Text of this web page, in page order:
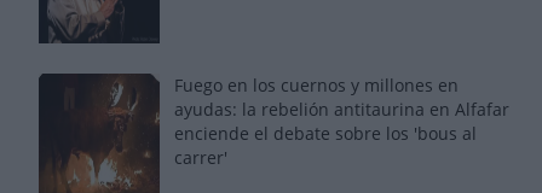
Fuego en los cuernos y millones en
ayudas: la rebelión antitaurina en Alfafar
enciende el debate sobre los 'bous al
carrer'